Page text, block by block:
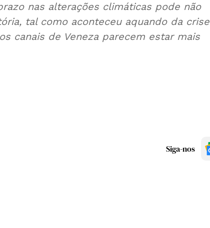
nas alterações climáticas pode não
tal como aconteceu aquando da crise
canais de Veneza parecem estar mais
Siga-nos